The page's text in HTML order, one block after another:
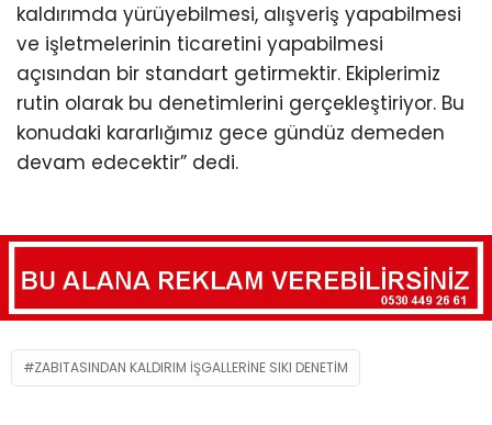
kaldırımda yürüyebilmesi, alışveriş yapabilmesi
ve işletmelerinin ticaretini yapabilmesi
açısından bir standart getirmektir. Ekiplerimiz
rutin olarak bu denetimlerini gerçekleştiriyor. Bu
konudaki kararlığımız gece gündüz demeden
devam edecektir” dedi.
ZABITASINDAN KALDIRIM IŞGALLERINE SIKI DENETIM